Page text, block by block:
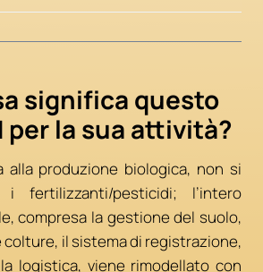
significa questo
per la sua attività?
alla produzione biologica, non si
fertilizzanti/pesticidi; l’intero
compresa la gestione del suolo,
colture, il sistema di registrazione,
logistica, viene rimodellato con